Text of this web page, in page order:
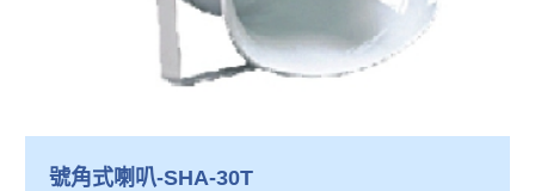
號角式喇叭-SHA-30T